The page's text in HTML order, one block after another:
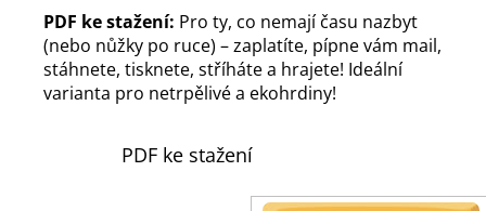
PDF ke stažení: Pro ty, co nemají času nazbyt
(nebo nůžky po ruce) – zaplatíte, pípne vám mail,
stáhnete, tisknete, stříháte a hrajete! Ideální
varianta pro netrpělivé a ekohrdiny!
PDF ke stažení